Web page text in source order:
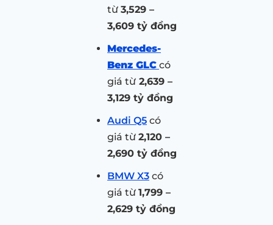
từ 3,529 –
3,609 tỷ đồng
Mercedes-
Benz GLC có
giá từ 2,639 –
3,129 tỷ đồng
Audi Q5 có
giá từ 2,120 –
2,690 tỷ đồng
BMW X3 có
giá từ 1,799 –
2,629 tỷ đồng